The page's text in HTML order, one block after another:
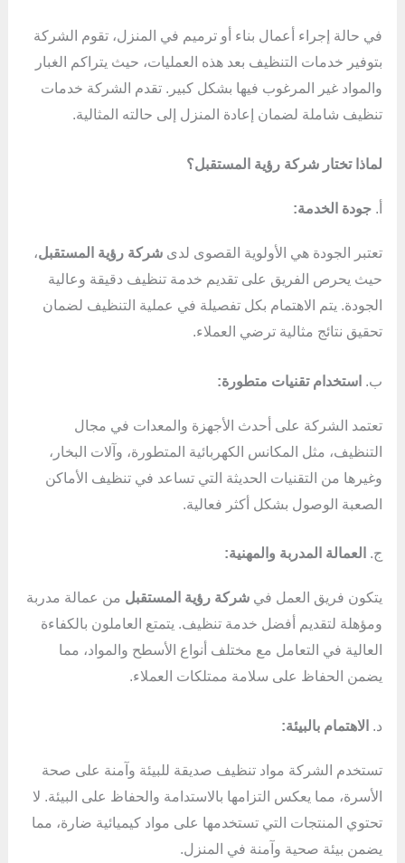
في حالة إجراء أعمال بناء أو ترميم في المنزل، تقوم الشركة
بتوفير خدمات التنظيف بعد هذه العمليات، حيث يتراكم الغبار
والمواد غير المرغوب فيها بشكل كبير. تقدم الشركة خدمات
تنظيف شاملة لضمان إعادة المنزل إلى حالته المثالية.
لماذا تختار شركة رؤية المستقبل؟
أ. جودة الخدمة:
تعتبر الجودة هي الأولوية القصوى لدى شركة رؤية المستقبل،
حيث يحرص الفريق على تقديم خدمة تنظيف دقيقة وعالية
الجودة. يتم الاهتمام بكل تفصيلة في عملية التنظيف لضمان
تحقيق نتائج مثالية ترضي العملاء.
ب. استخدام تقنيات متطورة:
تعتمد الشركة على أحدث الأجهزة والمعدات في مجال
التنظيف، مثل المكانس الكهربائية المتطورة، وآلات البخار،
وغيرها من التقنيات الحديثة التي تساعد في تنظيف الأماكن
الصعبة الوصول بشكل أكثر فعالية.
ج. العمالة المدربة والمهنية:
يتكون فريق العمل في شركة رؤية المستقبل من عمالة مدربة
ومؤهلة لتقديم أفضل خدمة تنظيف. يتمتع العاملون بالكفاءة
العالية في التعامل مع مختلف أنواع الأسطح والمواد، مما
يضمن الحفاظ على سلامة ممتلكات العملاء.
د. الاهتمام بالبيئة:
تستخدم الشركة مواد تنظيف صديقة للبيئة وآمنة على صحة
الأسرة، مما يعكس التزامها بالاستدامة والحفاظ على البيئة. لا
تحتوي المنتجات التي تستخدمها على مواد كيميائية ضارة، مما
يضمن بيئة صحية وآمنة في المنزل.